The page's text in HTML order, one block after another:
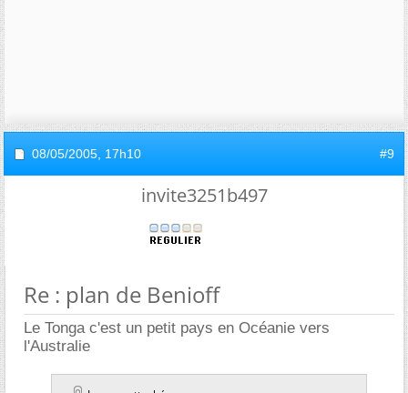
08/05/2005, 17h10 #9
invite3251b497
Re : plan de Benioff
Le Tonga c'est un petit pays en Océanie vers
l'Australie